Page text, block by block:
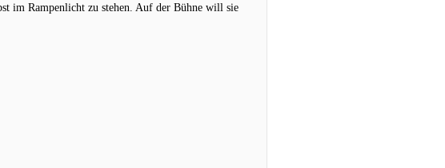
im Rampenlicht zu stehen. Auf der Bühne will sie